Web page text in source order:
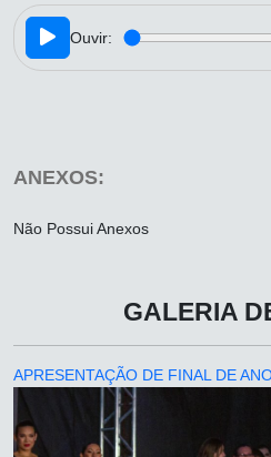
Ouvir:
ANEXOS:
Não Possui Anexos
GALERIA
APRESENTAÇÃO DE FINAL DE